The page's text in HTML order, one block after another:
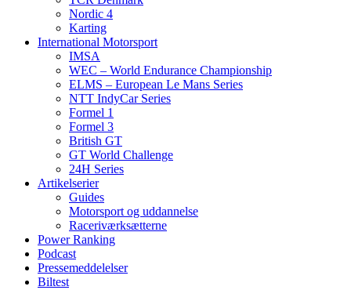
Nordic 4
Karting
International Motorsport
IMSA
WEC – World Endurance Championship
ELMS – European Le Mans Series
NTT IndyCar Series
Formel 1
Formel 3
British GT
GT World Challenge
24H Series
Artikelserier
Guides
Motorsport og uddannelse
Raceriværksætterne
Power Ranking
Podcast
Pressemeddelelser
Biltest